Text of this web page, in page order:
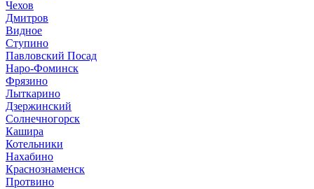
Чехов
Дмитров
Видное
Ступино
Павловский Посад
Наро-Фоминск
Фрязино
Лыткарино
Дзержинский
Солнечногорск
Кашира
Котельники
Нахабино
Краснознаменск
Протвино